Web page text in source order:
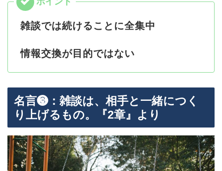
雑談では続けることに全集中
情報交換が目的ではない
名言❸：雑談は、相手と一緒につく
り上げるもの。『2章』より